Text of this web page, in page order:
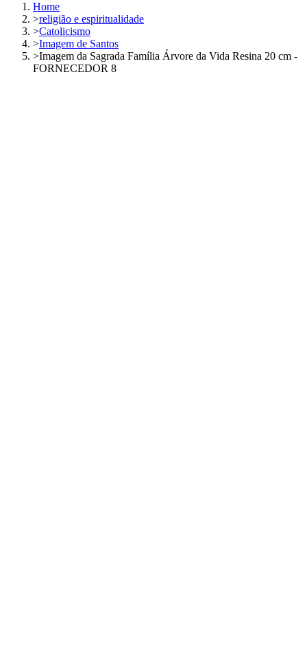
Home
>religião e espiritualidade
>Catolicismo
>Imagem de Santos
>Imagem da Sagrada Família Árvore da Vida Resina 20 cm -
FORNECEDOR 8